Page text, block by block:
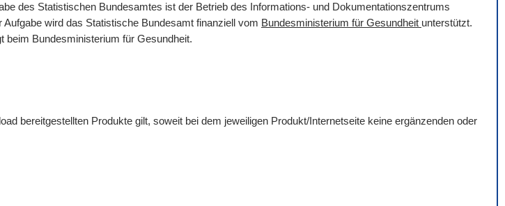
des Statistischen Bundesamtes ist der Betrieb des Informations- und Dokumentationszentrums
wird das Statistische Bundesamt finanziell vom Bundesministerium für Gesundheit unterstützt.
beim Bundesministerium für Gesundheit.
bereitgestellten Produkte gilt, soweit bei dem jeweiligen Produkt/Internetseite keine ergänzenden oder